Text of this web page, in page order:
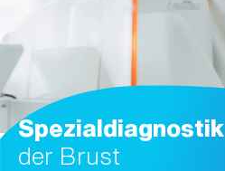
Spezialdiagnostik
der Brust